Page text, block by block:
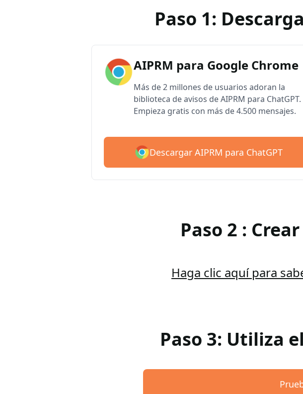
Paso 1:
AIPRM para Google Chrome
Más de 2 millones de usuarios adoran la
biblioteca de avisos de AIPRM para ChatGPT.
Empieza gratis con más de 4.500 mensajes.
Descargar AIPRM para ChatGPT
Paso 2 :
Haga clic aquí para
Paso 3: Utiliza